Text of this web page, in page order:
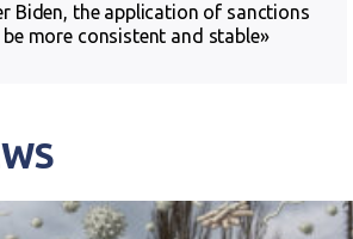
Biden, the application of sanctions
more consistent and stable»